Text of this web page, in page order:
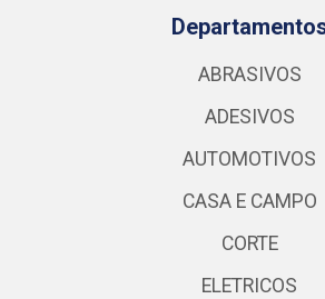
ABRASIVOS
ADESIVOS
AUTOMOTIVOS
CASA E CAMPO
CORTE
ELETRICOS